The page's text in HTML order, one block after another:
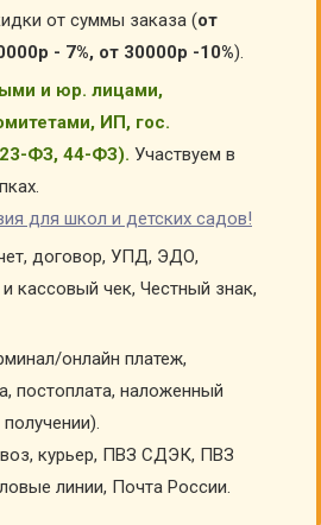
от суммы заказа (от
- 7%, от 30000р -10%).
и юр. лицами,
ИП, гос.
ФЗ, 44-ФЗ). Участвуем в
для школ и детских садов!
договор, УПД, ЭДО,
кассовый чек, Честный знак,
онлайн платеж,
постоплата, наложенный
получении).
курьер, ПВЗ СДЭК, ПВЗ
линии, Почта России.